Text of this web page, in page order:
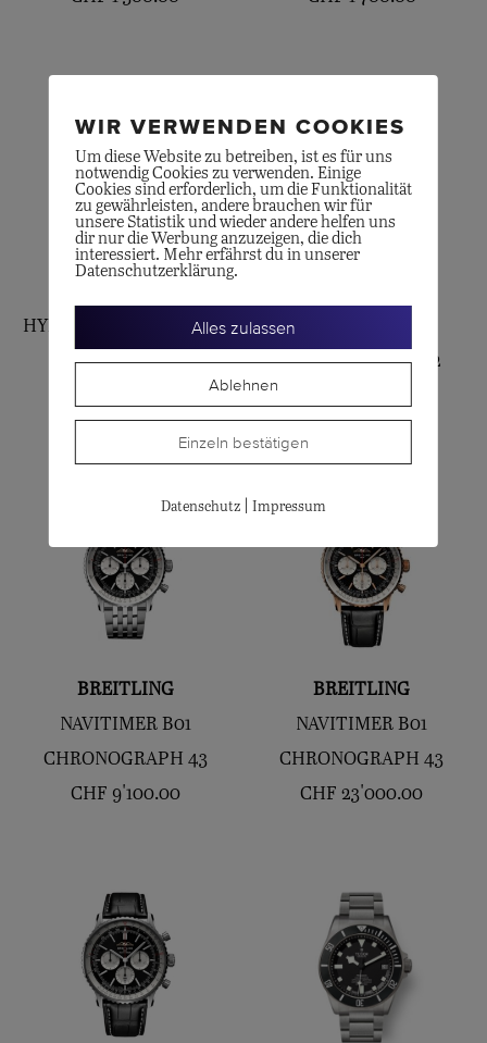
HYDROCONQUEST GMT
43
PROFESSIONAL 42
BREITLING
NAVITIMER B01
CHRONOGRAPH 43
CHF 9'100.00
BREITLING
NAVITIMER B01
CHRONOGRAPH 43
CHF 23'000.00
WIR VERWENDEN COOKIES
Um diese Website zu betreiben, ist es für uns
notwendig Cookies zu verwenden. Einige
Cookies sind erforderlich, um die Funktionalität
zu gewährleisten, andere brauchen wir für
unsere Statistik und wieder andere helfen uns
dir nur die Werbung anzuzeigen, die dich
interessiert. Mehr erfährst du in unserer
Datenschutzerklärung.
Alles zulassen
Ablehnen
Einzeln bestätigen
Datenschutz| Impressum